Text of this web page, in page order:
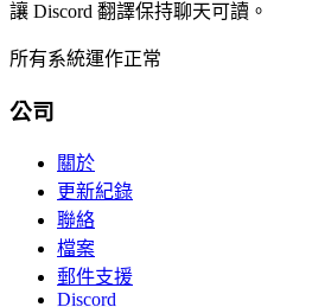
讓 Discord 翻譯保持聊天可讀。
所有系統運作正常
公司
關於
更新紀錄
聯絡
檔案
郵件支援
Discord